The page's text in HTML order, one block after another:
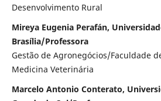
Desenvolvimento Rural
Mireya Eugenia Perafán,
Brasília/Professora
Gestão de Agronegócios/Faculdade
Medicina Veterinária
Marcelo Antonio Conterato,